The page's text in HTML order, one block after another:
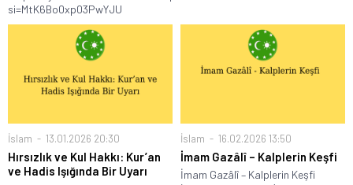
si=MtK6Bo0xp03PwYJU
İslam 13.01.2026 20:30
Hırsızlık ve Kul Hakkı: Kur’an
ve Hadis Işığında Bir Uyarı
İslam 16.02.2026 13:50
İmam Gazâlî – Kalplerin Keşfi
İmam Gazâlî – Kalplerin Keşfi